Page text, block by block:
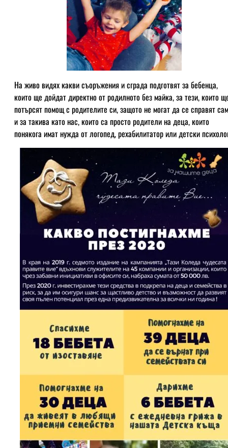
На живо видях какви съоръжения и сграда подготвят за бебенца,
които ще дойдат директно от родилното без майка, за тези, които
потърсят помощ с родителите си, защото не могат да се справят
и за такива като нас, които са просто родители на деца, които
понякога имат нужда от логопед, рехабилитатор или детски